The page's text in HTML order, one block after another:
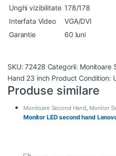
Unghi vizibilitate 178/178
Interfata Video
VGA/DVI
Garantie
60 luni
SKU:72428 Categorii: Monitoare
Hand 23 inch Product Condition:
Produse similare
Monitoare Second Hand, Monitor
Monitor LED second hand